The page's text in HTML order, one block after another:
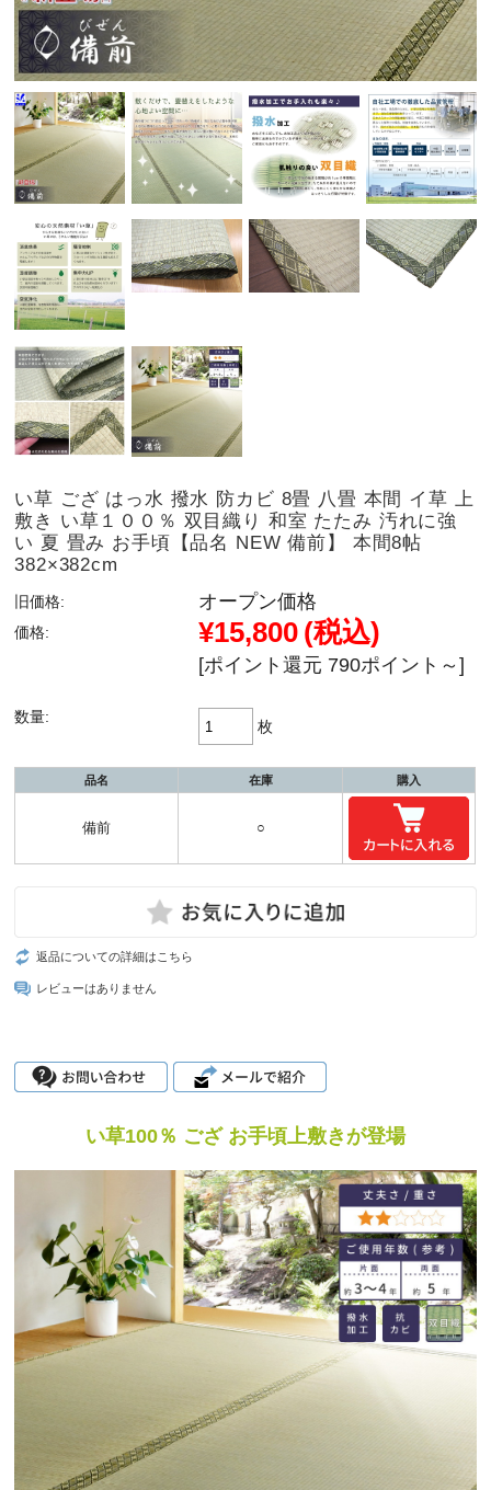
い草 ござ はっ水 撥水 防カビ 8畳 八畳 本間 イ草 上
敷き い草１００％ 双目織り 和室 たたみ 汚れに強
い 夏 畳み お手頃【品名 NEW 備前】 本間8帖
382×382cm
旧価格: オープン価格
価格: ¥15,800 (税込)
[ポイント還元 790ポイント～]
数量:
枚
品名 在庫 購入
備前 ○
返品についての詳細はこちら
レビューはありません
い草100％ ござ お手頃上敷きが登場